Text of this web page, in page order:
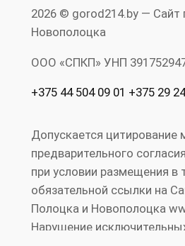
2026 © gorod214.by — Сайт
Новополоцка
ООО «СПКП» УНП
+375 44 504 09 01 +375 29
Допускается цитирование
предварительного
при условии размещения в
обязательной ссылки на
Полоцка и Новополоцка
Нарушение